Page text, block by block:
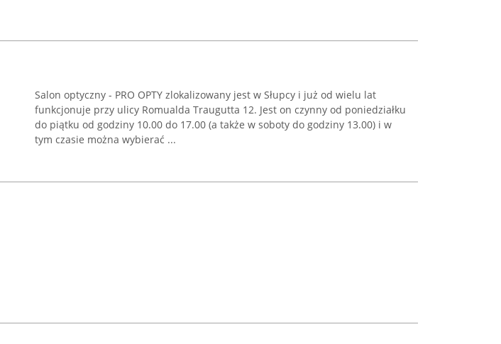
Salon optyczny - PRO OPTY zlokalizowany jest w Słupcy i już od wielu lat
funkcjonuje przy ulicy Romualda Traugutta 12. Jest on czynny od poniedziałku
do piątku od godziny 10.00 do 17.00 (a także w soboty do godziny 13.00) i w
tym czasie można wybierać ...